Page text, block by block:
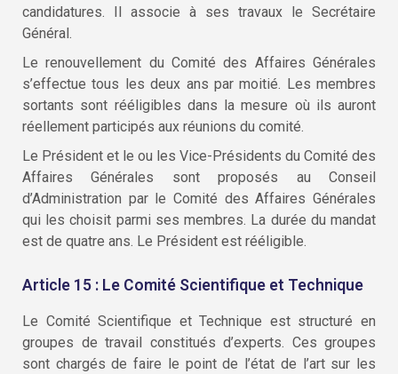
candidatures. Il associe à ses travaux le Secrétaire
Général.
Le renouvellement du Comité des Affaires Générales
s’effectue tous les deux ans par moitié. Les membres
sortants sont rééligibles dans la mesure où ils auront
réellement participés aux réunions du comité.
Le Président et le ou les Vice-Présidents du Comité des
Affaires Générales sont proposés au Conseil
d’Administration par le Comité des Affaires Générales
qui les choisit parmi ses membres. La durée du mandat
est de quatre ans. Le Président est rééligible.
Article 15 : Le Comité Scientifique et Technique
Le Comité Scientifique et Technique est structuré en
groupes de travail constitués d’experts. Ces groupes
sont chargés de faire le point de l’état de l’art sur les